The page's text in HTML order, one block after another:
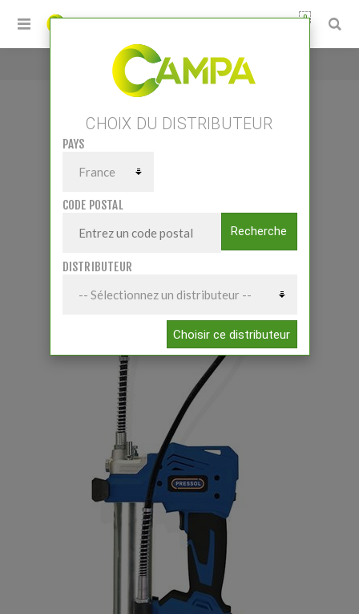
0
Accueil / Pompe à graisse 20 V
CHOIX DU DISTRIBUTEUR
PAYS
CODE POSTAL
Recherche
DISTRIBUTEUR
Choisir ce distributeur